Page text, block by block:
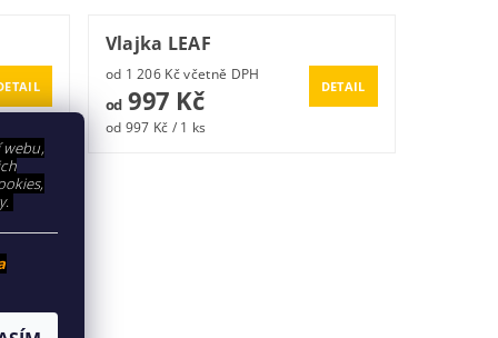
Vlajka LEAF
od 1 206 Kč včetně DPH
od997 Kč
od 997 Kč / 1 ks
DETAIL